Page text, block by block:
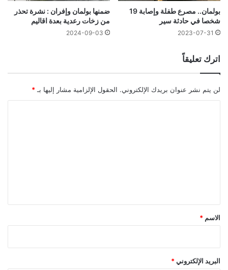
بولمان.. مصرع طفلة وإصابة 19
شخصا في حادثة سير
2023-07-31
ضمنها بولمان وإفران : نشرة تحذر
من زخات رعدية بعدة اقاليم
2024-09-03
اترك تعليقاً
لن يتم نشر عنوان بريدك الإلكتروني. الحقول الإلزامية مشار إليها بـ *
*
الاسم *
البريد الإلكتروني *